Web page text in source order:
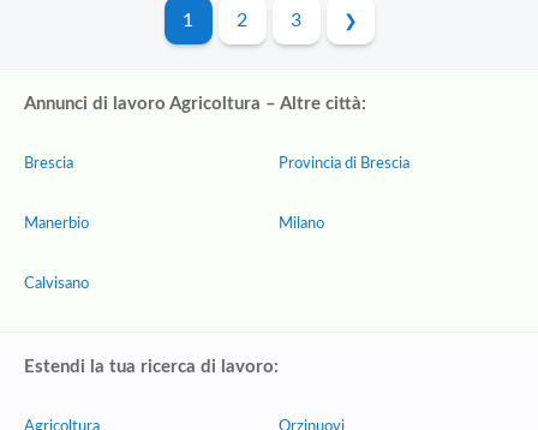
1 2 3
Annunci di lavoro Agricoltura – Altre città:
Brescia
Manerbio
Calvisano
Provincia di Brescia
Milano
Estendi la tua ricerca di lavoro: